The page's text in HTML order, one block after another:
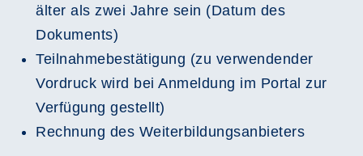
älter als zwei Jahre sein (Datum des
Dokuments)
Teilnahmebestätigung (zu verwendender
Vordruck wird bei Anmeldung im Portal zur
Verfügung gestellt)
Rechnung des Weiterbildungsanbieters